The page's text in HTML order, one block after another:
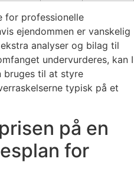
for professionelle
ejendommen er vanskelig
analyser og bilag til
undervurderes, kan I
bruges til at styre
typisk på et
på en
for